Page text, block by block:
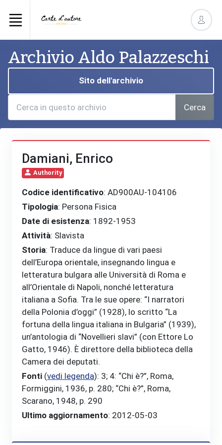
Archivio Aldo Palazzeschi
Sito dell'archivio
Cerca
Damiani, Enrico
Authority
Codice identificativo: AD900AU-104106
Tipologia: Persona Fisica
Date di esistenza: 1892-1953
Attività: Slavista
Storia: Traduce da lingue di vari paesi
dell’Europa orientale, insegnando lingua e
letteratura bulgara alle Università di Roma e
all’Orientale di Napoli, nonché letteratura
italiana a Sofia. Tra le sue opere: “I narratori
della Polonia d’oggi” (1928), lo scritto “La
fortuna della lingua italiana in Bulgaria” (1939),
un’antologia di “Novellieri slavi” (con Ettore Lo
Gatto, 1946). È direttore della biblioteca della
Camera dei deputati.
Fonti (vedi legenda): 3; 4: “Chi è?”, Roma,
Formiggini, 1936, p. 280; “Chi è?”, Roma,
Scarano, 1948, p. 290
Ultimo aggiornamento: 2012-05-03